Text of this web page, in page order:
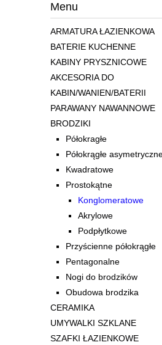
Menu
ARMATURA ŁAZIENKOWA
BATERIE KUCHENNE
KABINY PRYSZNICOWE
AKCESORIA DO
KABIN/WANIEN/BATERII
PARAWANY NAWANNOWE
BRODZIKI
Półokragłe
Półokrągłe
Kwadratowe
Prostokątne
Konglomeratowe
Akrylowe
Podpłytkowe
Przyścienne półokrągłe
Pentagonalne
Nogi do brodzików
Obudowa brodzika
CERAMIKA
UMYWALKI SZKLANE
SZAFKI ŁAZIENKOWE